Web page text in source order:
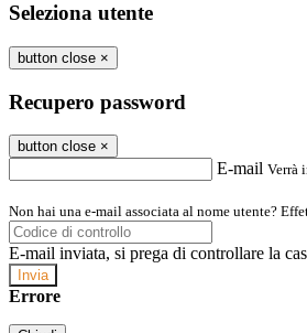
Seleziona utente
button close ×
Recupero password
button close ×
E-mail Verrà
Non hai una e-mail associata al nome utente?
E-mail inviata, si prega di controllare la
Errore